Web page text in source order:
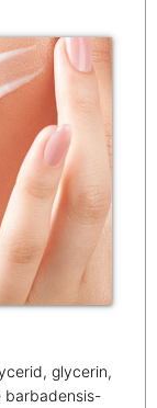
glycerin,
barbadensis-